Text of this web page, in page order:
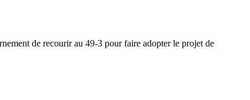
de recourir au 49-3 pour faire adopter le projet de